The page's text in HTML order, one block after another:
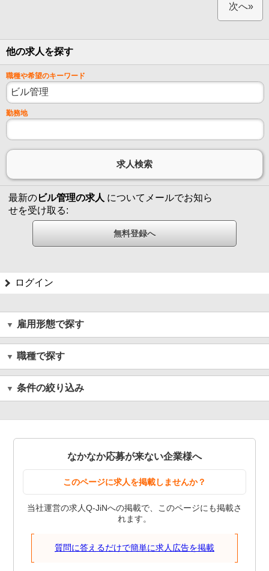
次へ»
他の求人を探す
職種や希望のキーワード
勤務地
最新のビル管理の求人 についてメールでお知ら
せを受け取る:
ログイン
雇用形態で探す
職種で探す
条件の絞り込み
なかなか応募が来ない企業様へ
このページに求人を掲載しませんか？
当社運営の求人Q-JiNへの掲載で、このページにも掲載さ
れます。
質問に答えるだけで簡単に求人広告を掲載